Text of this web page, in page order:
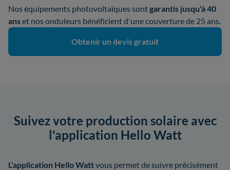
Nos équipements photovoltaïques sontgarantis jusqu'à 40
anset nos onduleurs bénéficient d'une couverture de 25 ans.
Obtenir un devis gratuit
Suivez votre production solaire avec
l'application Hello Watt
L'application Hello Wattvous permet de suivre précisément